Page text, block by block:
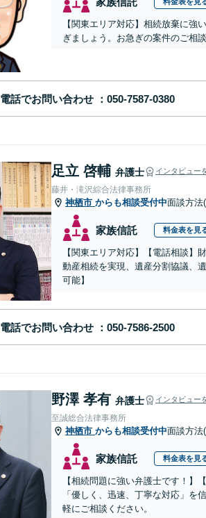
【関東エリア対応】相続放棄に
ぎましょう。お急ぎの案件のご相
電話でお問い合わせ
足立 啓輔 弁護士 インタビュー
藤井・滝沢綜合法律事務所
神栖市 からも相談受付中面談方法
家族信託 料金表を見
【関東エリア対応】【電話相談】
動産相続を実現、遺産分割協議、
可能】
電話でお問い合わせ
野澤 孝有 弁護士 インタビュー
至誠総合法律事務所
神栖市 からも相談受付中面談方法
家族信託 料金表を見
【相続問題に強い弁護士です！】
「優しく、迅速、丁寧な対応」を
軽にご相談ください。